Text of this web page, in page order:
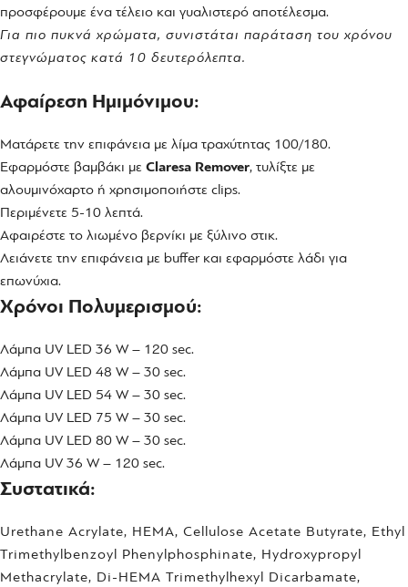
προσφέρουμε ένα τέλειο και γυαλιστερό αποτέλεσμα.
Για πιο πυκνά χρώματα, συνιστάται παράταση του χρόνου
στεγνώματος κατά 10 δευτερόλεπτα.
Αφαίρεση Ημιμόνιμου:
Ματάρετε την επιφάνεια με λίμα τραχύτητας 100/180.
Εφαρμόστε βαμβάκι με Claresa Remover, τυλίξτε με
αλουμινόχαρτο ή χρησιμοποιήστε clips.
Περιμένετε 5-10 λεπτά.
Αφαιρέστε το λιωμένο βερνίκι με ξύλινο στικ.
Λειάνετε την επιφάνεια με buffer και εφαρμόστε λάδι για
επωνύχια.
Χρόνοι Πολυμερισμού:
Λάμπα UV LED 36 W – 120 sec.
Λάμπα UV LED 48 W – 30 sec.
Λάμπα UV LED 54 W – 30 sec.
Λάμπα UV LED 75 W – 30 sec.
Λάμπα UV LED 80 W – 30 sec.
Λάμπα UV 36 W – 120 sec.
Συστατικά:
Urethane Acrylate, HEMA, Cellulose Acetate Butyrate, Ethyl
Trimethylbenzoyl Phenylphosphinate, Hydroxypropyl
Methacrylate, Di-HEMA Trimethylhexyl Dicarbamate,